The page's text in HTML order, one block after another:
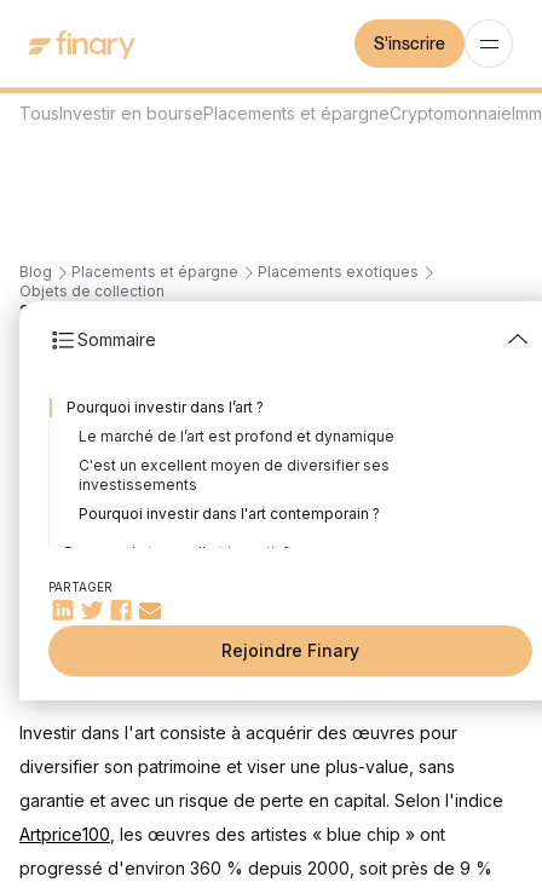
S'inscrire
TousInvestir en boursePlacements et épargneCryptomonnaie
Blog Placements et épargne
Placements exotiques
Objets de collection
Sommaire
Pourquoi investir dans l’art ?
Le marché de l’art est profond et dynamique
C'est un excellent moyen de diversifier ses
investissements
Pourquoi investir dans l'art contemporain ?
Dans quels types d'art investir ?
L’art ancien : pas adapté à l'investissement
L’art impressionniste et moderne
L’art contemporain : un marché international, recherché et
Investir dans l’art : comment choisir l'artiste ?
Quels sont les pièges à éviter quand on investit dans l’art ?
Comment investir dans l’art ?
Achat direct d'œuvres d'art entre particuliers
Ventes aux enchères
PARTAGER
Rejoindre Finary
22
investir dans l'art en
2025 ?
Rédigé parArnaud Dubois Édité parFlorian Corteel
Mis à jour le 28 juillet 2026
Investir dans l'art consiste à acquérir des œuvres pour
diversifier son patrimoine et viser une plus-value, sans
garantie et avec un risque de perte en capital. Selon l'indice
Artprice100 , les œuvres des artistes « blue chip » ont
progressé d'environ 360 % depuis 2000, soit près de 9 %